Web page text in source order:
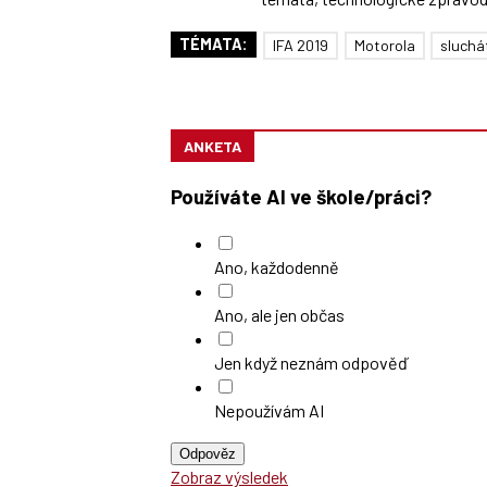
TÉMATA: IFA 2019 Motorola
ANKETA
Používáte AI ve škole/práci?
Ano, každodenně
Ano, ale jen občas
Jen když neznám odpověď
Nepoužívám AI
Odpověz
Zobraz výsledek